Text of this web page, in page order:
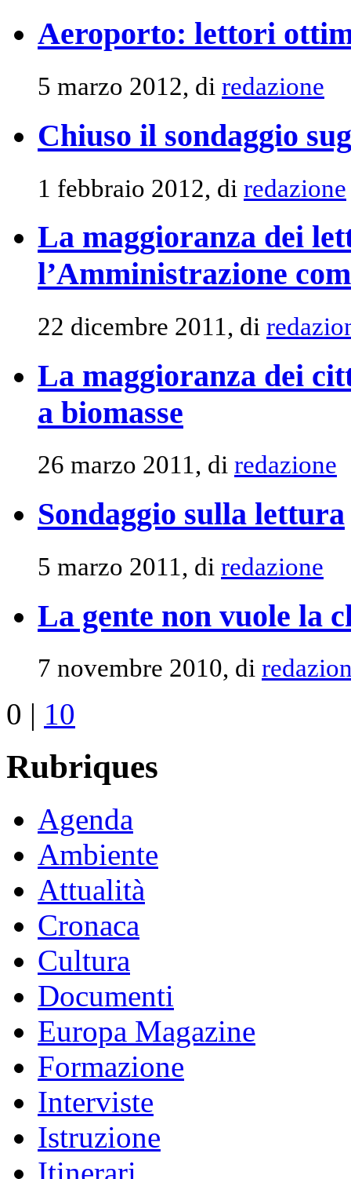
Aeroporto: lettori
5 marzo 2012, di redazione
Chiuso il sondaggio
1 febbraio 2012, di redazione
La maggioranza dei
l’Amministrazione
22 dicembre 2011, di
La maggioranza dei
a biomasse
26 marzo 2011, di redazione
Sondaggio sulla lettura
5 marzo 2011, di redazione
La gente non vuole la
7 novembre 2010, di
0 | 10
Rubriques
Agenda
Ambiente
Attualità
Cronaca
Cultura
Documenti
Europa Magazine
Formazione
Interviste
Istruzione